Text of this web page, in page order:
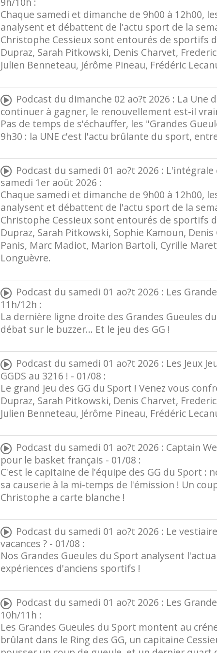
Chaque samedi et dimanche de 9h00 à 12h00,
analysent et débattent de l'actu sport de la
Christophe Cessieux sont entourés de sportifs
Dupraz, Sarah Pitkowski, Denis Charvet,
Julien Benneteau, Jérôme Pineau, Frédéric
Podcast du dimanche 02 ao?t 2026 : La Une
continuer à gagner, le renouvellement est-il
Pas de temps de s'échauffer, les "Grandes
9h30 : la UNE c'est l'actu brûlante du sport,
Podcast du samedi 01 ao?t 2026 :
samedi 1er août 2026 :
Chaque samedi et dimanche de 9h00 à 12h00,
analysent et débattent de l'actu sport de la
Christophe Cessieux sont entourés de sportifs
Dupraz, Sarah Pitkowski, Sophie Kamoun,
Panis, Marc Madiot, Marion Bartoli, Cyrille
Longuèvre.
Podcast du samedi 01 ao?t 2026 : Les
11h/12h :
La dernière ligne droite des Grandes Gueules
débat sur le buzzer… Et le jeu des GG !
Podcast du samedi 01 ao?t 2026 : Les Jeux
GGDS au 3216 ! - 01/08 :
Le grand jeu des GG du Sport ! Venez vous
Dupraz, Sarah Pitkowski, Denis Charvet,
Julien Benneteau, Jérôme Pineau, Frédéric
Podcast du samedi 01 ao?t 2026 : Captain
pour le basket français - 01/08 :
C'est le capitaine de l'équipe des GG du Sport :
sa causerie à la mi-temps de l'émission ! Un
Christophe a carte blanche !
Podcast du samedi 01 ao?t 2026 : Le
vacances ? - 01/08 :
Nos Grandes Gueules du Sport analysent
expériences d'anciens sportifs !
Podcast du samedi 01 ao?t 2026 : Les
10h/11h :
Les Grandes Gueules du Sport montent au
brûlant dans le Ring des GG, un capitaine